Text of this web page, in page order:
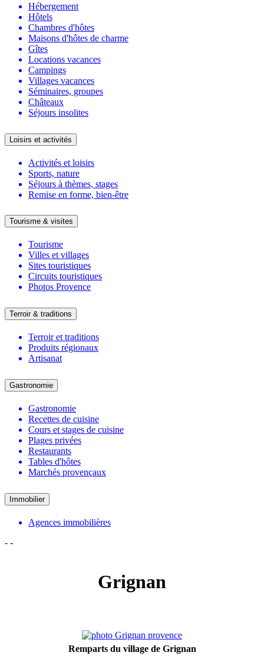
Hébergement
Hôtels
Chambres d'hôtes
Maisons d'hôtes de charme
Gîtes
Locations vacances
Campings
Villages vacances
Séminaires, groupes
Châteaux
Séjours insolites
Loisirs et activités
Activités et loisirs
Sports, nature
Séjours à thèmes, stages
Remise en forme, bien-être
Tourisme & visites
Tourisme
Villes et villages
Sites touristiques
Circuits touristiques
Photos Provence
Terroir & traditions
Terroir et traditions
Produits régionaux
Artisanat
Gastronomie
Gastronomie
Recettes de cuisine
Cours et stages de cuisine
Plages privées
Restaurants
Tables d'hôtes
Marchés provençaux
Immobilier
Agences immobilières
- -
Grignan
Remparts du village de Grignan